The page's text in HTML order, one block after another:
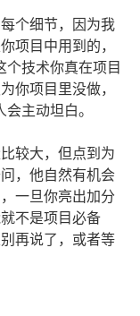
个细节，因为我
项目中用到的，
个技术你真在项目
你项目里没做，
主动坦白。
较大，但点到为
，他自然有机会
一旦你亮出加分
不是项目必备
再说了，或者等